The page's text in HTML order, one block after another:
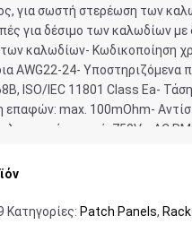
για σωστή στερέωση των
για δέσιμο των καλωδίων με
καλωδίων- Κωδικοποίηση
AWG22-24- Υποστηριζόμενα
ISO/IEC 11801 Class Ea-
επαφών: max. 100mOhm-
αντοχή: 750V~ AC
τοποθέτησης για το rack και
Κατηγορίες: Patch Panels,